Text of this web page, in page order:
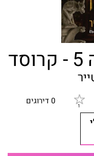
0 דירוגים